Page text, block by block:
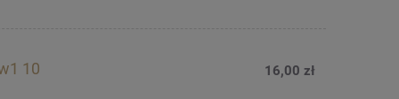
10
16,00 zł